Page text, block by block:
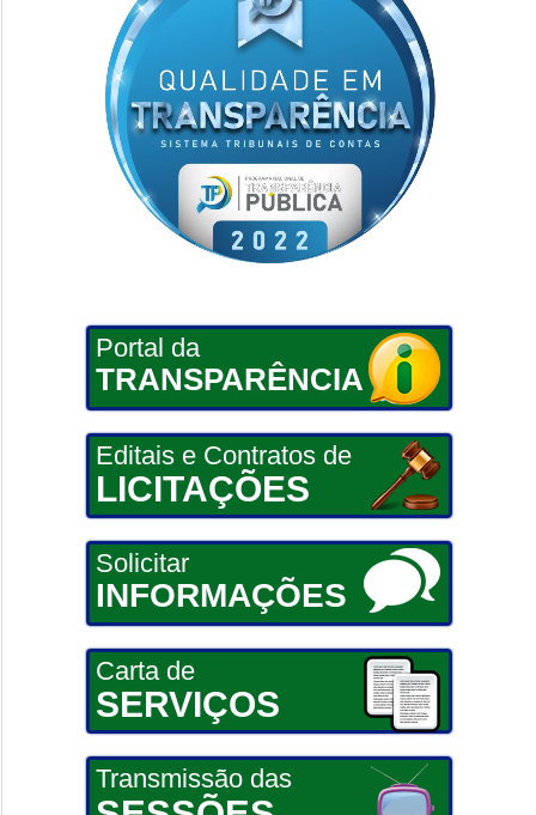
Portal da
TRANSPARÊNCIA
Editais e Contratos de
LICITAÇÕES
Solicitar
INFORMAÇÕES
Carta de
SERVIÇOS
Transmissão das